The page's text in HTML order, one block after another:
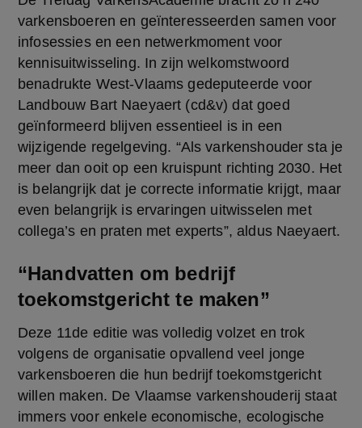
varkensboeren en geïnteresseerden samen voor
infosessies en een netwerkmoment voor
kennisuitwisseling. In zijn welkomstwoord
benadrukte West-Vlaams gedeputeerde voor
Landbouw Bart Naeyaert (cd&v) dat goed
geïnformeerd blijven essentieel is in een
wijzigende regelgeving. “Als varkenshouder sta je
meer dan ooit op een kruispunt richting 2030. Het
is belangrijk dat je correcte informatie krijgt, maar
even belangrijk is ervaringen uitwisselen met
“Handvatten om bedrijf
toekomstgericht te maken”
Deze 11de editie was volledig volzet en trok
volgens de organisatie opvallend veel jonge
varkensboeren die hun bedrijf toekomstgericht
willen maken. De Vlaamse varkenshouderij staat
immers voor enkele economische, ecologische